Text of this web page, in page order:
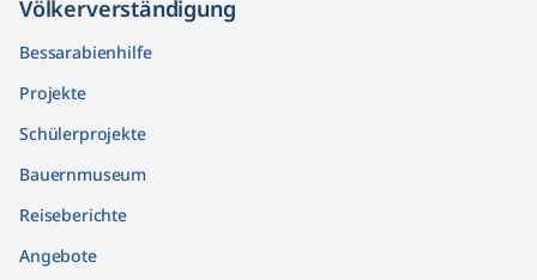
Völkerver­ständigung
Bessarabienhilfe
Projekte
Schülerprojekte
Bauernmuseum
Reiseberichte
Angebote